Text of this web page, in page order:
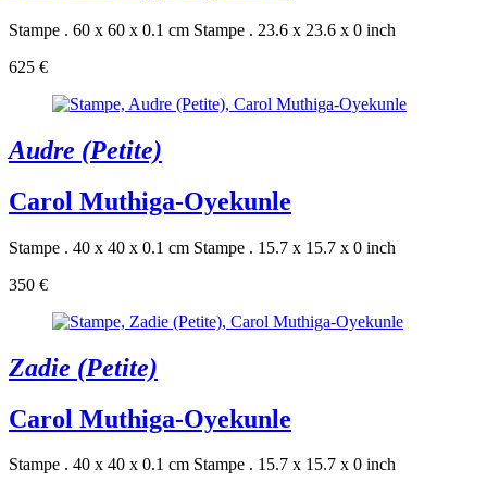
Stampe . 60 x 60 x 0.1 cm Stampe . 23.6 x 23.6 x 0 inch
625 €
Audre (Petite)
Carol Muthiga-Oyekunle
Stampe . 40 x 40 x 0.1 cm Stampe . 15.7 x 15.7 x 0 inch
350 €
Zadie (Petite)
Carol Muthiga-Oyekunle
Stampe . 40 x 40 x 0.1 cm Stampe . 15.7 x 15.7 x 0 inch